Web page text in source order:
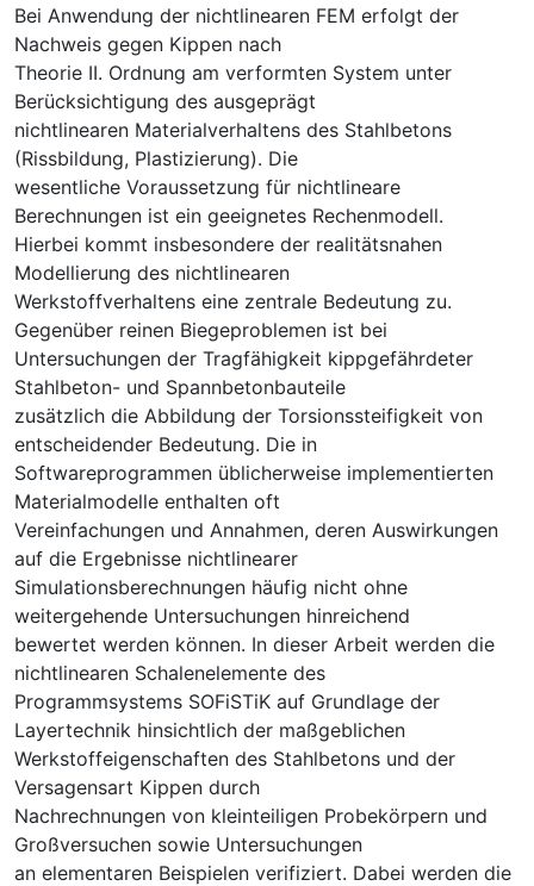
Bei Anwendung der nichtlinearen FEM erfolgt der
Nachweis gegen Kippen nach
Theorie II. Ordnung am verformten System unter
Berücksichtigung des ausgeprägt
nichtlinearen Materialverhaltens des Stahlbetons
(Rissbildung, Plastizierung). Die
wesentliche Voraussetzung für nichtlineare
Berechnungen ist ein geeignetes Rechenmodell.
Hierbei kommt insbesondere der realitätsnahen
Modellierung des nichtlinearen
Werkstoffverhaltens eine zentrale Bedeutung zu.
Gegenüber reinen Biegeproblemen ist bei
Untersuchungen der Tragfähigkeit kippgefährdeter
Stahlbeton- und Spannbetonbauteile
zusätzlich die Abbildung der Torsionssteifigkeit von
entscheidender Bedeutung. Die in
Softwareprogrammen üblicherweise implementierten
Materialmodelle enthalten oft
Vereinfachungen und Annahmen, deren Auswirkungen
auf die Ergebnisse nichtlinearer
Simulationsberechnungen häufig nicht ohne
weitergehende Untersuchungen hinreichend
bewertet werden können. In dieser Arbeit werden die
nichtlinearen Schalenelemente des
Programmsystems SOFiSTiK auf Grundlage der
Layertechnik hinsichtlich der maßgeblichen
Werkstoffeigenschaften des Stahlbetons und der
Versagensart Kippen durch
Nachrechnungen von kleinteiligen Probekörpern und
Großversuchen sowie Untersuchungen
an elementaren Beispielen verifiziert. Dabei werden die